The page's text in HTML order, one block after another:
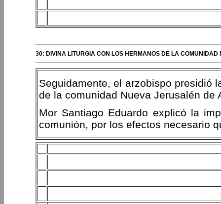
30: DIVINA LITURGIA CON LOS HERMANOS DE LA
Seguidamente, el arzobispo presidió
de la comunidad Nueva Jerusalén de
Mor Santiago Eduardo explicó la
comunión, por los efectos necesario